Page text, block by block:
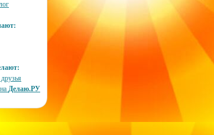
Делаю.РУ